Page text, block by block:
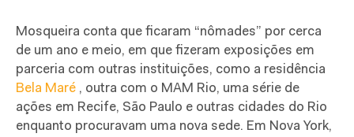
Mosqueira conta que ficaram “nômades” por cerca
de um ano e meio, em que fizeram exposições em
parceria com outras instituições, como a residência
Bela Maré , outra com o MAM Rio, uma série de
ações em Recife, São Paulo e outras cidades do Rio
enquanto procuravam uma nova sede. Em Nova York,